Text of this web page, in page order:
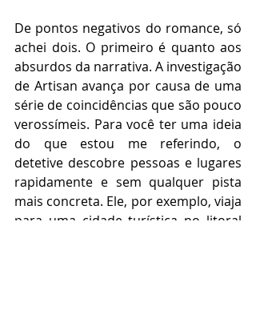
De pontos negativos do romance, só
achei dois. O primeiro é quanto aos
absurdos da narrativa. A investigação
de Artisan avança por causa de uma
série de coincidências que são pouco
verossímeis. Para você ter uma ideia
do que estou me referindo, o
detetive descobre pessoas e lugares
rapidamente e sem qualquer pista
mais concreta. Ele, por exemplo, viaja
para uma cidade turística no litoral